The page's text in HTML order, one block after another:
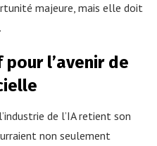
majeure, mais elle doit
l’avenir de
de l’IA retient son
non seulement